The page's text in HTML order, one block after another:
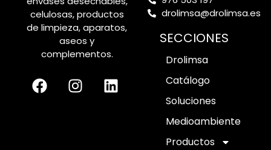
celulosas, productos
de limpieza, aparatos,
aseos y
complementos.
drolimsa@drolimsa.es
SECCIONES
Drolimsa
Catálogo
Soluciones
Medioambiente
Productos